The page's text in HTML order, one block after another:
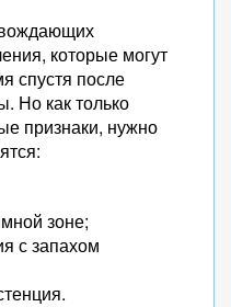
которые могут
спустя после
Но как только
признаки, нужно
зоне;
с запахом